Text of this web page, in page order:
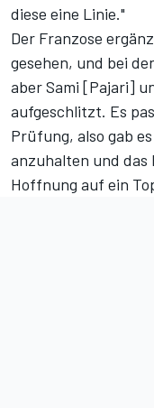
diese eine Linie."
Der Franzose
gesehen, und bei
aber Sami [Pajari]
aufgeschlitzt. Es
Prüfung, also gab
anzuhalten und das
Hoffnung auf ein